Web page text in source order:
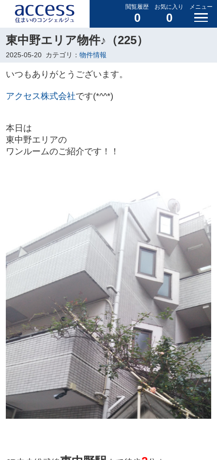
閲覧履歴
0
お気に入り
0
メニュー
東中野エリア物件♪（225）
2025-05-20 カテゴリ： 物件情報
いつもありがとうございます。
アクセス株式会社です(*^^*)
本日は
東中野エリアの
ワンルームのご紹介です！！